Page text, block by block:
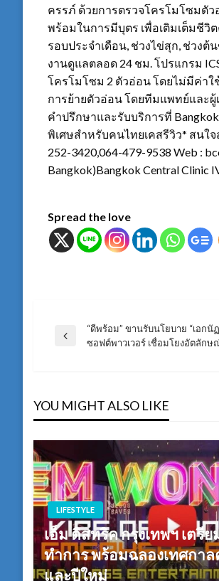
ครรภ์ ด้วยการตรวจโครโมโซมตั
พร้อมในการมีบุตร เพื่อเติมเต็มชีวิ
รอบประจำเดือน, ช่วงไข่สุก, ช่วง
งานดูแลตลอด 24 ชม. โปรแกรม
โครโมโซม 2 ตัวอ่อน โดยไม่มีค่า
การย้ายตัวอ่อน โดยทีมแพทย์และ
คำปรึกษาและรับบริการที่ Bangkok
พิเศษสำหรับคนไทยเคสรีวิว* สนใ
252-3420,064-479-9538 Web :
Bangkok)Bangkok Central Clinic
Spread the love
แนะแนว
Previous
“ดีพร้อม” ขานรับนโยบาย “เอกนั
ซอฟต์พาวเวอร์ เชื่อมโยงอัตลัก
YOU MIGHT ALSO LIKE
LIFESTYLE
เอ็ม ดิสทริค กรุงเทพฯ เตรี
ทำการ พร้อมฉลองเทศกา
และปีใหม่